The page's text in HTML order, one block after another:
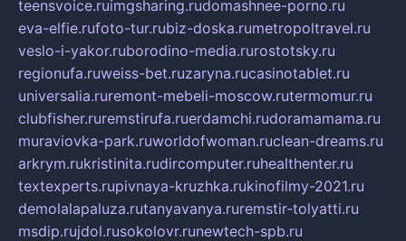
teensvoice.ruimgsharing.rudomashnee-porno.ru
eva-elfie.rufoto-tur.rubiz-doska.rumetropoltravel.ru
veslo-i-yakor.ruborodino-media.rurostotsky.ru
regionufa.ruweiss-bet.ruzaryna.rucasinotablet.ru
universalia.ruremont-mebeli-moscow.rutermomur.ru
clubfisher.ruremstirufa.ruerdamchi.rudoramamama.ru
muraviovka-park.ruworldofwoman.ruclean-dreams.ru
arkrym.rukristinita.rudircomputer.ruhealthenter.ru
textexperts.rupivnaya-kruzhka.rukinofilmy-2021.ru
demolalapaluza.rutanyavanya.ruremstir-tolyatti.ru
msdip.rujdol.rusokolovr.runewtech-spb.ru